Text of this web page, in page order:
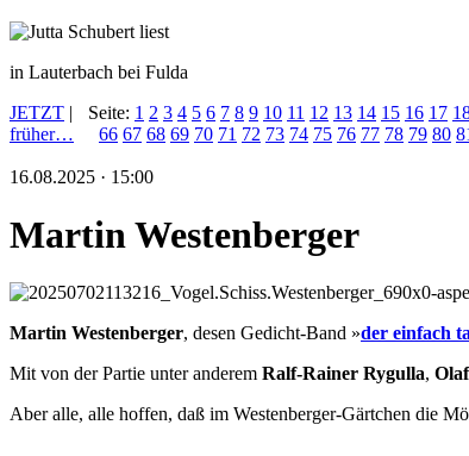
in Lauterbach bei Fulda
JETZT |
früher…
Seite: 1 2 3 4 5 6 7 8 9 10 11 12 13 14 15 16 17
66 67 68 69 70 71 72 73 74 75 76 77 78 79 80
16.08.2025 · 15:00
Martin Westenberger
Martin Westenberger, desen Gedicht-Band »der einfach
Mit von der Partie unter anderem Ralf-Rainer Rygulla,
Aber alle, alle hoffen, daß im Westenberger-Gärtchen die